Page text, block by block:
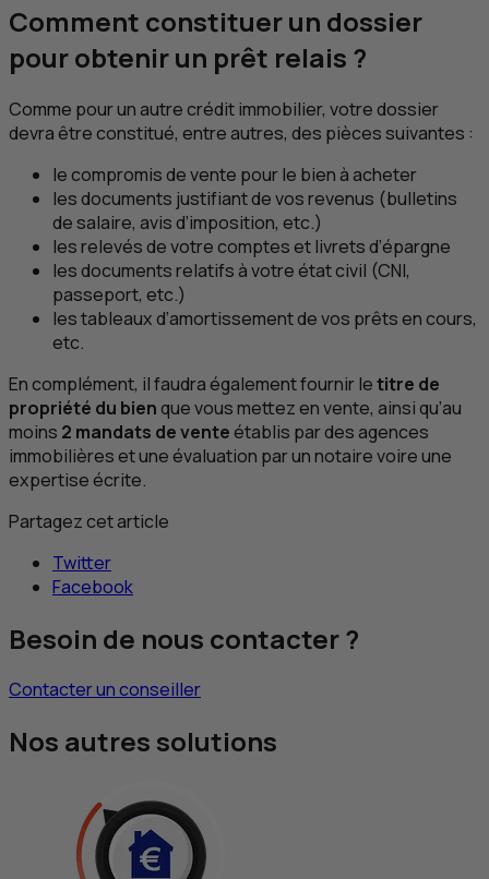
Comment constituer un dossier
pour obtenir un prêt relais ?
Comme pour un autre crédit immobilier, votre dossier
devra être constitué, entre autres, des pièces suivantes :
le compromis de vente pour le bien à acheter
les documents justifiant de vos revenus (bulletins
de salaire, avis d’imposition, etc.)
les relevés de votre comptes et livrets d’épargne
les documents relatifs à votre état civil (CNI,
passeport, etc.)
les tableaux d’amortissement de vos prêts en cours,
etc.
En complément, il faudra également fournir letitre de
propriété du bienque vous mettez en vente, ainsi qu’au
moins 2 mandats de venteétablis par des agences
immobilières et une évaluation par un notaire voire une
expertise écrite.
Partagez cet article
Twitter
Facebook
Besoin de nous contacter ?
Contacter un conseiller
Nos autres solutions